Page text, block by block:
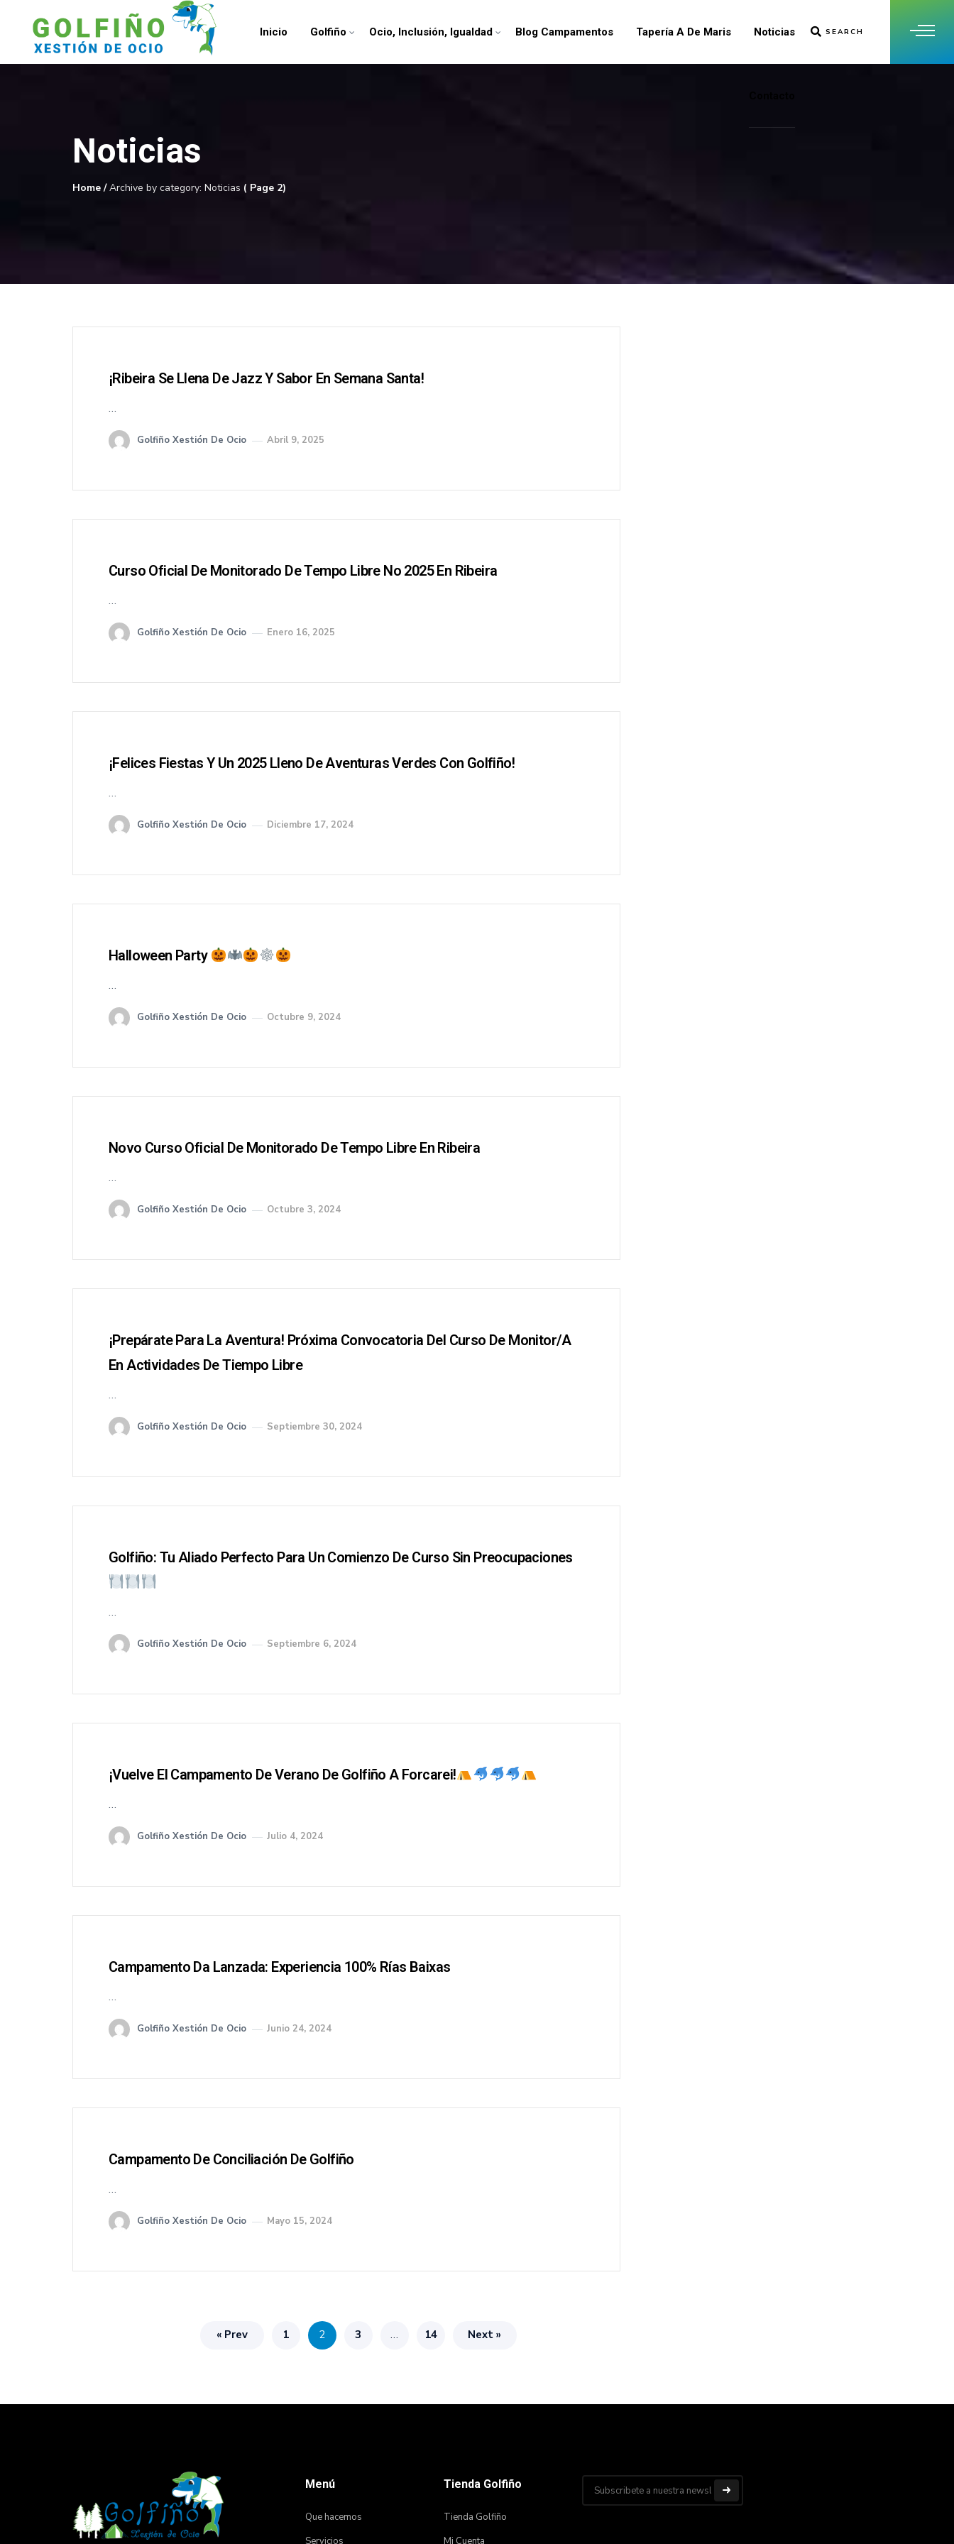
SEARCH
Inicio Golfiño Ocio, Inclusión, Igualdad Blog Campamentos Tapería A De Maris Noticias
Noticias
Home /Archive by category: Noticias ( Page 2)
¡Ribeira Se Llena De Jazz Y Sabor En Semana Santa!
…
Golfiño Xestión De Ocio Abril 9, 2025
Curso Oficial De Monitorado De Tempo Libre No 2025 En Ribeira
…
Golfiño Xestión De Ocio Enero 16, 2025
¡Felices Fiestas Y Un 2025 Lleno De Aventuras Verdes Con Golfiño!
…
Golfiño Xestión De Ocio Diciembre 17, 2024
Halloween Party
…
Golfiño Xestión De Ocio Octubre 9, 2024
Novo Curso Oficial De Monitorado De Tempo Libre En Ribeira
…
Golfiño Xestión De Ocio Octubre 3, 2024
¡Prepárate Para La Aventura! Próxima Convocatoria Del Curso De Monitor/a
En Actividades De Tiempo Libre
…
Golfiño Xestión De Ocio Septiembre 30, 2024
Golfiño: Tu Aliado Perfecto Para Un Comienzo De Curso Sin Preocupaciones
…
Golfiño Xestión De Ocio Septiembre 6, 2024
¡Vuelve El Campamento De Verano De Golfiño A Forcarei!
…
Golfiño Xestión De Ocio Julio 4, 2024
Campamento Da Lanzada: Experiencia 100% Rías Baixas
…
Golfiño Xestión De Ocio Junio 24, 2024
Campamento De Conciliación De Golfiño
…
Golfiño Xestión De Ocio Mayo 15, 2024
« Prev 1 2 3 … 14 Next »
Menú
Que hacemos
Servicios
Tienda Golfiño
Tienda Golfiño
Mi Cuenta